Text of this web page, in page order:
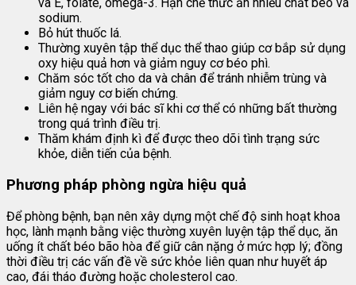
sodium.
Bỏ hút thuốc lá.
Thường xuyên tập thể dục thể thao giúp cơ bắp sử dụng
oxy hiệu quả hơn và giảm nguy cơ béo phì.
Chăm sóc tốt cho da và chân để tránh nhiễm trùng và
giảm nguy cơ biến chứng.
Liên hệ ngay với bác sĩ khi cơ thể có những bất thường
trong quá trình điều trị.
Thăm khám định kì để được theo dõi tình trạng sức
khỏe, diễn tiến của bệnh.
Phương pháp phòng ngừa hiệu quả
Để phòng bệnh, bạn nên xây dựng một chế độ sinh hoạt khoa
học, lành mạnh bằng việc thường xuyên luyện tập thể dục, ăn
uống ít chất béo bão hòa để giữ cân nặng ở mức hợp lý; đồng
thời điều trị các vấn đề về sức khỏe liên quan như huyết áp
cao, đái tháo đường hoặc cholesterol cao.